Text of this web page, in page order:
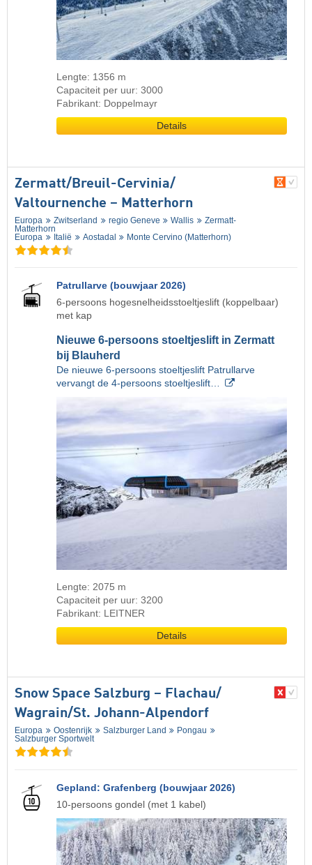
Lengte: 1356 m
Capaciteit per uur: 3000
Fabrikant: Doppelmayr
Details
Zermatt/​Breuil-Cervinia/​
Valtournenche – Matterhorn
Europa Zwitserland regio Geneve Wallis
Zermatt-
Matterhorn
Europa
Italië Aostadal Monte Cervino (Matterhorn)
Patrullarve (bouwjaar 2026)
6-persoons hogesnelheidsstoeltjeslift (koppelbaar)
met kap
Nieuwe 6-persoons stoeltjeslift in Zermatt
bij Blauherd
De nieuwe 6-persoons stoeltjeslift Patrullarve
vervangt de 4-persoons stoeltjeslift…
Lengte: 2075 m
Capaciteit per uur: 3200
Fabrikant: LEITNER
Details
Snow Space Salzburg – Flachau/​
Wagrain/​St. Johann-Alpendorf
Europa Oostenrijk Salzburger Land
Pongau
Salzburger Sportwelt
Gepland: Grafenberg (bouwjaar 2026)
10-persoons gondel (met 1 kabel)